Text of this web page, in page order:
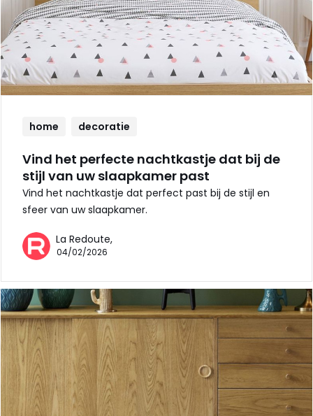
home decoratie
Vind het perfecte nachtkastje dat bij de
stijl van uw slaapkamer past
Vind het nachtkastje dat perfect past bij de stijl en
sfeer van uw slaapkamer.
La Redoute,
04/02/2026